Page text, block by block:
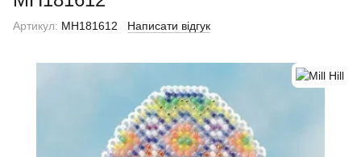
Артикул: MH181612 Написати відгук